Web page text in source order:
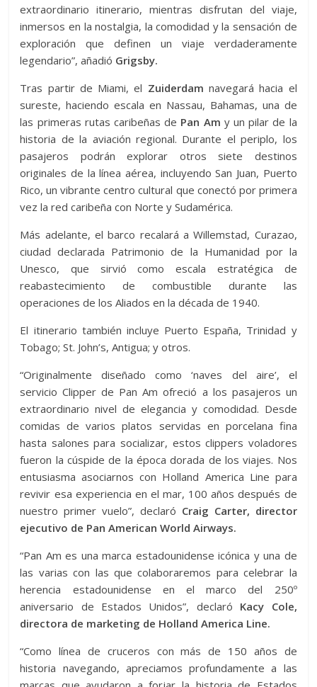
extraordinario itinerario, mientras disfrutan del viaje,
inmersos en la nostalgia, la comodidad y la sensación de
exploración que definen un viaje verdaderamente
legendario”, añadió Grigsby.
Tras partir de Miami, el Zuiderdam navegará hacia el
sureste, haciendo escala en Nassau, Bahamas, una de
las primeras rutas caribeñas de Pan Am y un pilar de la
historia de la aviación regional. Durante el periplo, los
pasajeros podrán explorar otros siete destinos
originales de la línea aérea, incluyendo San Juan, Puerto
Rico, un vibrante centro cultural que conectó por primera
vez la red caribeña con Norte y Sudamérica.
Más adelante, el barco recalará a Willemstad, Curazao,
ciudad declarada Patrimonio de la Humanidad por la
Unesco, que sirvió como escala estratégica de
reabastecimiento de combustible durante las
operaciones de los Aliados en la década de 1940.
El itinerario también incluye Puerto España, Trinidad y
Tobago; St. John’s, Antigua; y otros.
“Originalmente diseñado como ‘naves del aire’, el
servicio Clipper de Pan Am ofreció a los pasajeros un
extraordinario nivel de elegancia y comodidad. Desde
comidas de varios platos servidas en porcelana fina
hasta salones para socializar, estos clippers voladores
fueron la cúspide de la época dorada de los viajes. Nos
entusiasma asociarnos con Holland America Line para
revivir esa experiencia en el mar, 100 años después de
nuestro primer vuelo”, declaró Craig Carter, director
ejecutivo de Pan American World Airways.
“Pan Am es una marca estadounidense icónica y una de
las varias con las que colaboraremos para celebrar la
herencia estadounidense en el marco del 250º
aniversario de Estados Unidos”, declaró Kacy Cole,
directora de marketing de Holland America Line.
“Como línea de cruceros con más de 150 años de
historia navegando, apreciamos profundamente a las